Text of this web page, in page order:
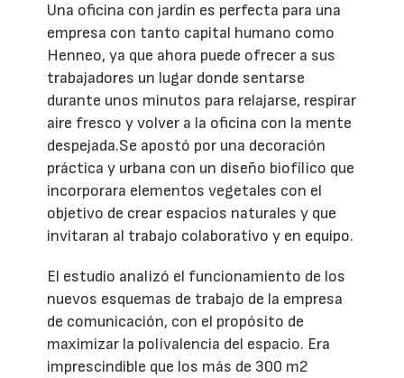
Una oficina con jardín es perfecta para una
empresa con tanto capital humano como
Henneo, ya que ahora puede ofrecer a sus
trabajadores un lugar donde sentarse
durante unos minutos para relajarse, respirar
aire fresco y volver a la oficina con la mente
despejada.Se apostó por una decoración
práctica y urbana con un diseño biofílico que
incorporara elementos vegetales con el
objetivo de crear espacios naturales y que
invitaran al trabajo colaborativo y en equipo.
El estudio analizó el funcionamiento de los
nuevos esquemas de trabajo de la empresa
de comunicación, con el propósito de
maximizar la polivalencia del espacio. Era
imprescindible que los más de 300 m2